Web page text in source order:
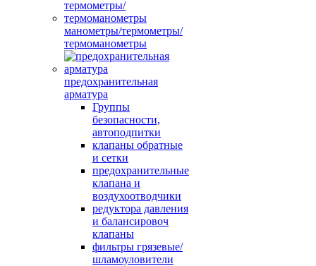
манометры/термометры/
термоманометры
предохранительная
арматура
Группы
безопасности,
автоподпитки
клапаны обратные
и сетки
предохранительные
клапана и
воздухоотводчики
редуктора давления
и балансировоч
клапаны
фильтры грязевые/
шламоуловители